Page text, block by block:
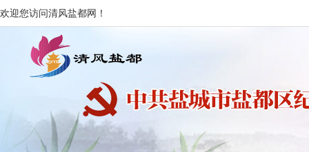
欢迎您访问清风盐都网！